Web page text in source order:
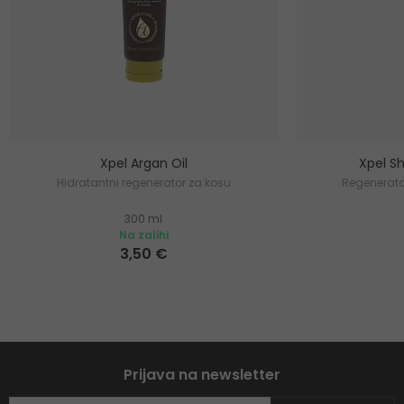
Xpel Argan Oil
Hidratantni regenerator za kosu
300 ml
Na zalihi
3,50 €
Xpel
Prijava na newsletter